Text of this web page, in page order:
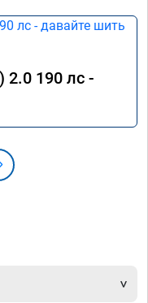
2.0 190 лс -